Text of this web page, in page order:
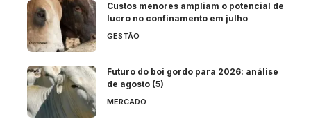
Custos menores ampliam o potencial de
lucro no confinamento em julho
GESTÃO
Futuro do boi gordo para 2026: análise
de agosto (5)
MERCADO